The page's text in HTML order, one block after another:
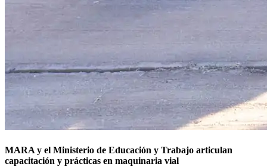
MARA y el Ministerio de Educación y Trabajo articulan
capacitación y prácticas en maquinaria vial